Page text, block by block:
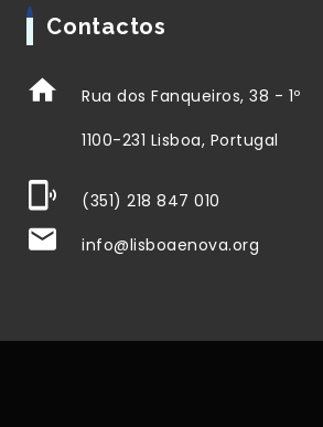
Contactos
Rua dos Fanqueiros, 38 - 1º
1100-231 Lisboa, Portugal
(351) 218 847 010
info@lisboaenova.org